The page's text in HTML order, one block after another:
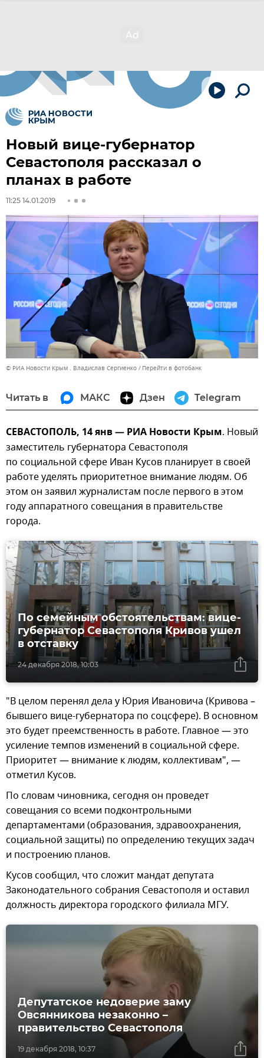
Новый вице-губернатор
Севастополя рассказал о
планах в работе
11:25 14.01.2019
© РИА Новости Крым . Владислав Сергиенко Перейти в фотобанк
Читать в МАКС Дзен Telegram
СЕВАСТОПОЛЬ, 14 янв — РИА Новости Крым. Новый
заместитель губернатора Севастополя
по социальной сфере Иван Кусов планирует в своей
работе уделять приоритетное внимание людям. Об
этом он заявил журналистам после первого в этом
году аппаратного совещания в правительстве
города.
24 декабря 2018, 10:03
По семейным обстоятельствам: вице-
губернатор Севастополя Кривов ушел
в отставку
"В целом перенял дела у Юрия Ивановича (Кривова –
бывшего вице-губернатора по соцсфере). В основном
это будет преемственность в работе. Главное — это
усиление темпов изменений в социальной сфере.
Приоритет — внимание к людям, коллективам", —
отметил Кусов.
По словам чиновника, сегодня он проведет
совещания со всеми подконтрольными
департаментами (образования, здравоохранения,
социальной защиты) по определению текущих задач
и построению планов.
Кусов сообщил, что сложит мандат депутата
Законодательного собрания Севастополя и оставил
должность директора городского филиала МГУ.
19 декабря 2018, 10:37
Депутатское недоверие заму
Овсянникова незаконно –
правительство Севастополя